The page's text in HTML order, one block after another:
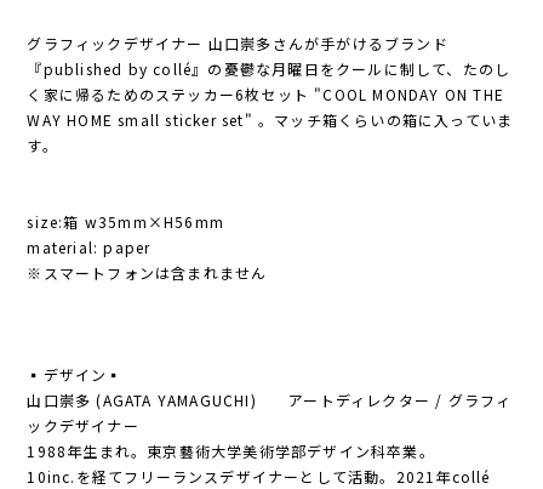
グラフィックデザイナー 山口崇多さんが手がけるブランド
『published by collé』の憂鬱な月曜日をクールに制して、たのし
く家に帰るためのステッカー6枚セット "COOL MONDAY ON THE
WAY HOME small sticker set" 。マッチ箱くらいの箱に入っていま
す。
size:箱 w35mm×H56mm
material: paper
※スマートフォンは含まれません
▪️デザイン▪️
山口崇多 (AGATA YAMAGUCHI) アートディレクター / グラフィ
ックデザイナー
1988年生まれ。東京藝術大学美術学部デザイン科卒業。
10inc.を経てフリーランスデザイナーとして活動。2021年collé